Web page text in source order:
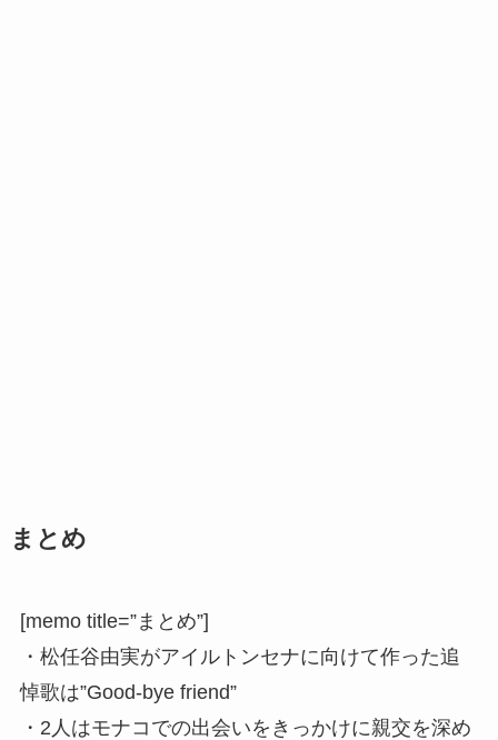
まとめ
[memo title=”まとめ”]
・松任谷由実がアイルトンセナに向けて作った追
悼歌は”Good-bye friend”
・2人はモナコでの出会いをきっかけに親交を深め